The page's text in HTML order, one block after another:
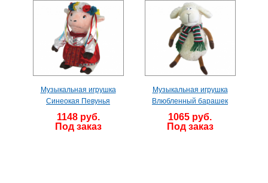
Музыкальная игрушка
Синеокая Певунья
1148 руб.
Под заказ
Музыкальная игрушка
Влюбленный барашек
1065 руб.
Под заказ